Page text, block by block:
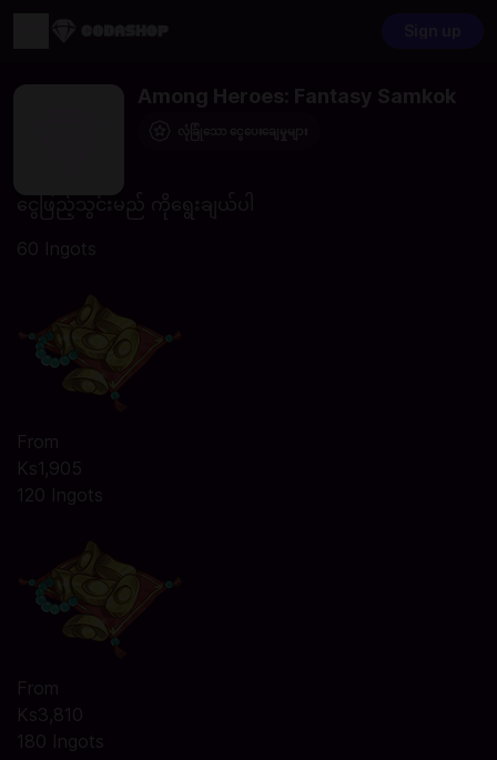
Among Heroes: Fantasy Samkok
ငွေဖြည့်သွင်းမည် ကိုရွေးချယ်ပါ
60 Ingots
From
Ks1,905
120 Ingots
From
Ks3,810
180 Ingots